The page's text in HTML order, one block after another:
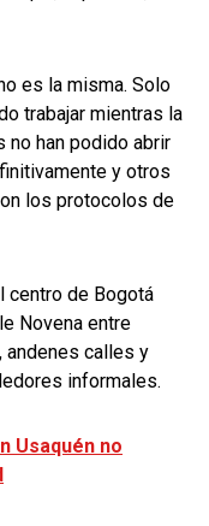
es la misma. Solo
trabajar mientras la
no han podido abrir
y otros
los protocolos de
centro de Bogotá
Novena entre
andenes calles y
informales.
Usaquén no